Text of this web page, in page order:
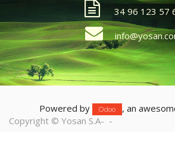
34 96 123 57
Powered by Odoo , an
Copyright © Yosan S.A- -